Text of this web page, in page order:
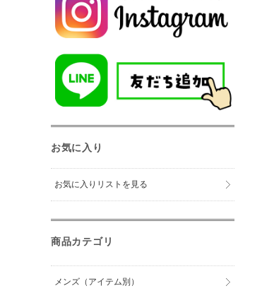
お気に入り
お気に入りリストを見る
商品カテゴリ
メンズ（アイテム別）